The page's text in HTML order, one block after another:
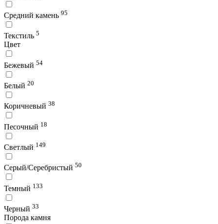
Средний камень 95
Текстиль 5
Цвет
Бежевый 54
Белый 20
Коричневый 38
Песочный 18
Светлый 149
Серый/Серебристый 50
Темный 133
Черный 33
Порода камня